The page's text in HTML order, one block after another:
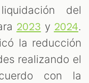
del
2023 y 2024.
la reducción
realizando el
con la